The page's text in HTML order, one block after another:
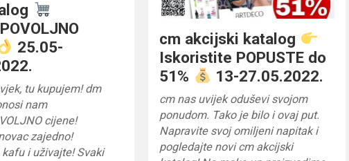
25.05-
tu kupujem! dm
nam
cijene!
zajedno!
i uživajte! Svaki
cm akcijski katalog
Iskoristite POPUSTE do
51%
13-27.05.2022.
cm nas uvijek oduševi svojom
ponudom. Tako je bilo i ovaj put.
Napravite svoj omiljeni napitak i
pogledajte novi cm akcijski